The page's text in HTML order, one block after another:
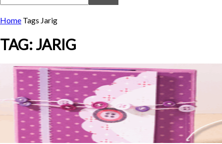
Home Tags Jarig
TAG: JARIG